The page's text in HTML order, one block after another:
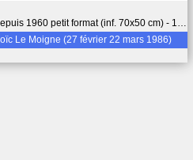
1960 petit format (inf. 70x50 cm) - 15 FI
Le Moigne (27 février 22 mars 1986)